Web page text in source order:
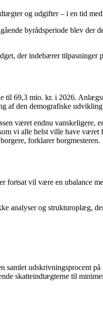
og udgifter – i en tid
byrådsperiode blev
der indebærer
69,3 mio. kr. i 2026.
den demografiske
været endnu vanskeligere,
vi alle helst ville have
forklarer borgmesteren.
vil være en ubalance
analyser og strukturoplæg,
udskrivningsprocent
skatteindtægterne til